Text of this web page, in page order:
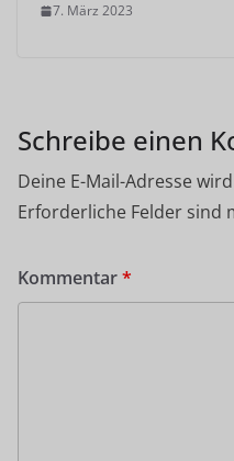
7. März 2023
Schreibe einen
Deine E-Mail-Adresse
Erforderliche Felder sind
Kommentar*